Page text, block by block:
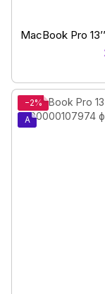
MacBook Pro
−2%
A